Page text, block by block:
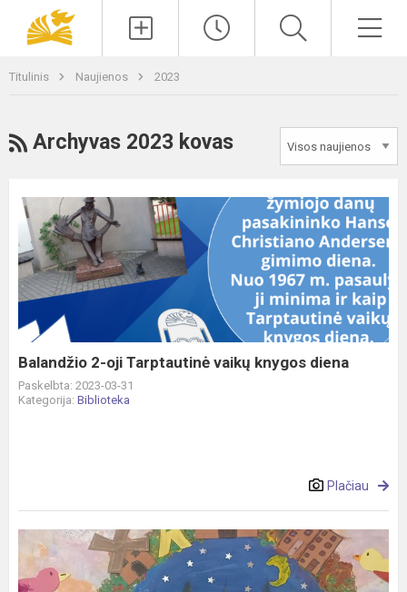
Titulinis Naujienos 2023
RSS
Archyvas 2023 kovas
Balandžio
2-
oji
Tarptautinė
vaikų
knygos
diena
Balandžio 2-oji Tarptautinė vaikų knygos diena
Paskelbta: 2023-03-31
Kategorija: Biblioteka
Plačiau
Prasminga
veikla